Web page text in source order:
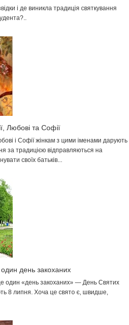
і де виникла традиція святкування
Любові та Софії
і Софії жінкам з цими іменами дарують
за традицією відправляються на
своїх батьків...
день закоханих
один «день закоханих» — День Святих
8 липня. Хоча це свято є, швидше,